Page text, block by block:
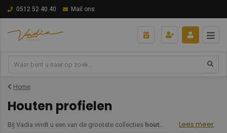
0512 52 40 40 Mail ons
Home
Houten profielen
Bij Vadia vindt u een van de grootste collecties houten profielen voor
Lees meer